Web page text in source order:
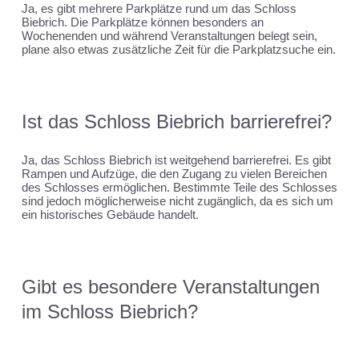
Ja, es gibt mehrere Parkplätze rund um das Schloss
Biebrich. Die Parkplätze können besonders an
Wochenenden und während Veranstaltungen belegt sein,
plane also etwas zusätzliche Zeit für die Parkplatzsuche ein.
Ist das Schloss Biebrich barrierefrei?
Ja, das Schloss Biebrich ist weitgehend barrierefrei. Es gibt
Rampen und Aufzüge, die den Zugang zu vielen Bereichen
des Schlosses ermöglichen. Bestimmte Teile des Schlosses
sind jedoch möglicherweise nicht zugänglich, da es sich um
ein historisches Gebäude handelt.
Gibt es besondere Veranstaltungen
im Schloss Biebrich?